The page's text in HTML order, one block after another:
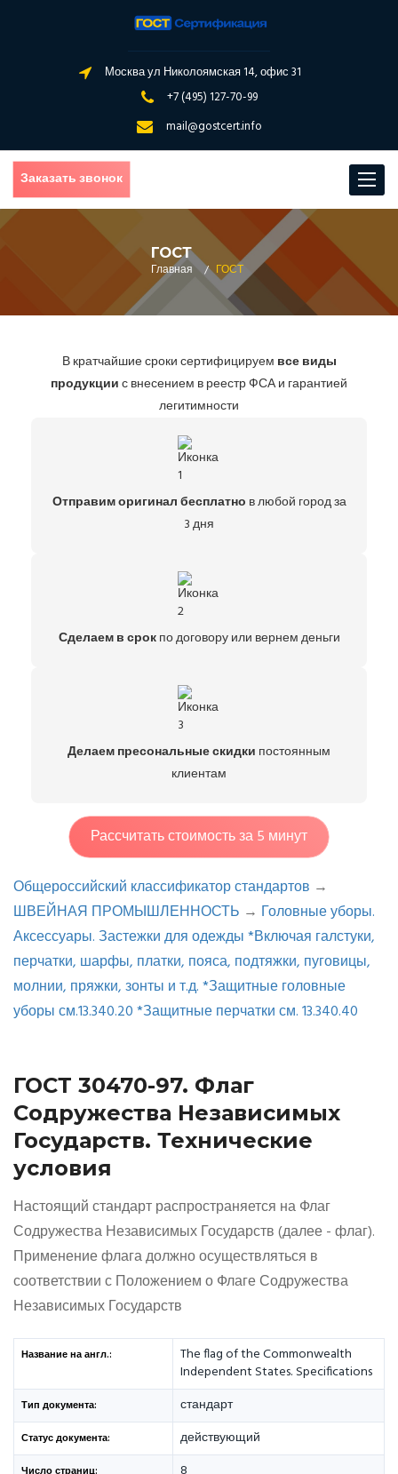
Москва ул Николоямская 14, офис 31
+7 (495) 127-70-99
mail@gostcert.info
Toggle
Заказать звонок
ГОСТ
Главная / ГОСТ
В кратчайшие сроки сертифицируем все виды
продукциис внесением в реестр ФСА и гарантией
легитимности
Отправим оригинал бесплатно в любой город за
3 дня
Сделаем в срокпо договору или вернем деньги
Делаем пресональные скидки постоянным
клиентам
Рассчитать стоимость за 5 минут
Общероссийский классификатор стандартов →
ШВЕЙНАЯ ПРОМЫШЛЕННОСТЬ → Головные уборы.
Аксессуары. Застежки для одежды *Включая галстуки,
перчатки, шарфы, платки, пояса, подтяжки, пуговицы,
молнии, пряжки, зонты и т.д. *Защитные головные
уборы см.13.340.20 *Защитные перчатки см. 13.340.40
ГОСТ 30470-97. Флаг
Содружества Независимых
Государств. Технические
условия
Настоящий стандарт распространяется на Флаг
Содружества Независимых Государств (далее - флаг).
Применение флага должно осуществляться в
соответствии с Положением о Флаге Содружества
Независимых Государств
Название на англ.:
The flag of the Commonwealth
Independent States. Specifications
Тип документа: стандарт
Статус документа: действующий